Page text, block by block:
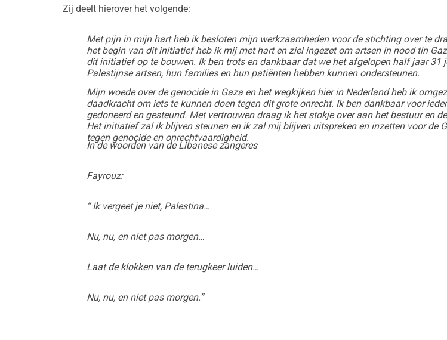
Zij deelt hierover het volgende:
Met pijn in mijn hart heb ik besloten mijn werkzaamheden voor de stichting over te
het begin van dit initiatief heb ik mij met hart en ziel ingezet om artsen in nood tin
dit initiatief op te bouwen. Ik ben trots en dankbaar dat we het afgelopen half jaar 31
Palestijnse artsen, hun families en hun patiënten hebben kunnen ondersteunen.
Mijn woede over de genocide in Gaza en het wegkijken hier in Nederland heb ik
daadkracht om iets te kunnen doen tegen dit grote onrecht. Ik ben dankbaar voor
gedoneerd en gesteund. Met vertrouwen draag ik het stokje over aan het bestuur en
Het initiatief zal ik blijven steunen en ik zal mij blijven uitspreken en inzetten voor de
tegen genocide en onrechtvaardigheid.
In de woorden van de Libanese zangeres
Fayrouz:
“ Ik vergeet je niet, Palestina…
Nu, nu, en niet pas morgen…
Laat de klokken van de terugkeer luiden…
Nu, nu, en niet pas morgen.”